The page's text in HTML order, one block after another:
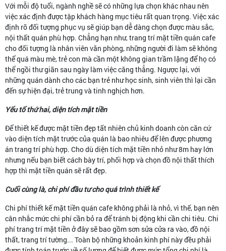
Với mỗi độ tuổi, ngành nghề sẽ có những lựa chọn khác nhau nên
việc xác định được tập khách hàng mục tiêu rất quan trọng. Việc xác
định rõ đối tượng phục vụ sẽ giúp bạn dễ dàng chọn được màu sắc,
nội thất quán phù hợp. Chẳng hạn như, trang trí mặt tiền quán cafe
cho đối tượng là nhân viên văn phòng, những người đi làm sẽ không
thể quá màu mè, trẻ con mà cần một không gian trầm lặng để họ có
thể ngồi thư giãn sau ngày làm việc căng thẳng. Ngược lại, với
những quán dành cho các bạn trẻ như học sinh, sinh viên thì lại cần
đến sự hiện đại, trẻ trung và tinh nghịch hơn.
Yếu tố thứ hai, diện tích mặt tiền
Để thiết kế được mặt tiền đẹp tất nhiên chủ kinh doanh còn căn cứ
vào diện tích mặt trước của quán là bao nhiêu để lên được phương
án trang trí phù hợp. Cho dù diện tích mặt tiền nhỏ như 8m hay lớn
nhưng nếu bạn biết cách bày trí, phối hợp và chọn đồ nội thất thích
hợp thì mặt tiền quán sẽ rất đẹp.
Cuối cùng là, chi phí đầu tư cho quá trình thiết kế
Chi phí thiết kế mặt tiền quán cafe không phải là nhỏ, vì thế, bạn nên
cân nhắc mức chi phí cần bỏ ra để tránh bị động khi cần chi tiêu. Chi
phí trang trí mặt tiền ở đây sẽ bao gồm sơn sửa cửa ra vào, đồ nội
thất, trang trí tường... Toàn bộ những khoản kinh phí này đều phải